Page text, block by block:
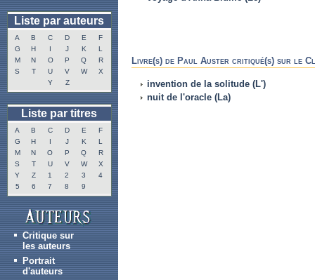
Liste par auteurs
A B C D E
F
G
H I J K
L
M
N O P Q
R
S
T U V W
X
Y
Z
Liste par titres
A B C D E
F
G
H I J K
L
M
N O P Q
R
S
T U V W
X
Y
Z 1 2 3
4
5
6 7 8 9
Critique sur
les auteurs
Portrait
d'auteurs
Livre(s) de Paul Auster critiqué(s) sur le
invention de la solitude (L')
nuit de l'oracle (La)